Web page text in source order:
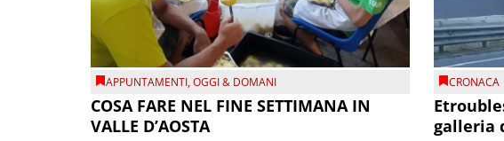
APPUNTAMENTI,OGGI & DOMANI
COSA FARE NEL FINE SETTIMANA IN
VALLE D’AOSTA
CRONACA
galleria